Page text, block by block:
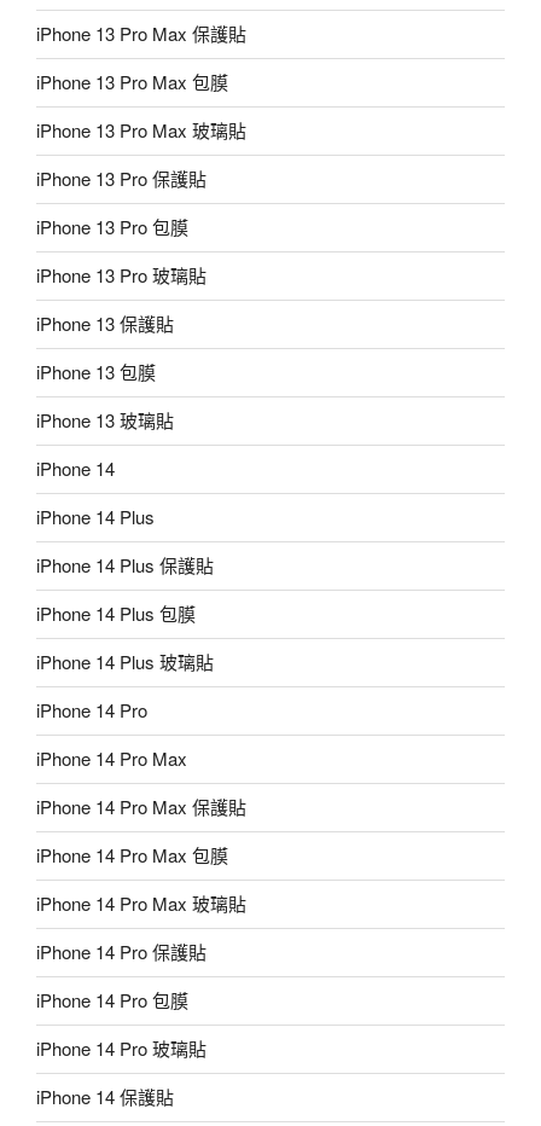
iPhone 13 Pro Max 保護貼
iPhone 13 Pro Max 包膜
iPhone 13 Pro Max 玻璃貼
iPhone 13 Pro 保護貼
iPhone 13 Pro 包膜
iPhone 13 Pro 玻璃貼
iPhone 13 保護貼
iPhone 13 包膜
iPhone 13 玻璃貼
iPhone 14
iPhone 14 Plus
iPhone 14 Plus 保護貼
iPhone 14 Plus 包膜
iPhone 14 Plus 玻璃貼
iPhone 14 Pro
iPhone 14 Pro Max
iPhone 14 Pro Max 保護貼
iPhone 14 Pro Max 包膜
iPhone 14 Pro Max 玻璃貼
iPhone 14 Pro 保護貼
iPhone 14 Pro 包膜
iPhone 14 Pro 玻璃貼
iPhone 14 保護貼